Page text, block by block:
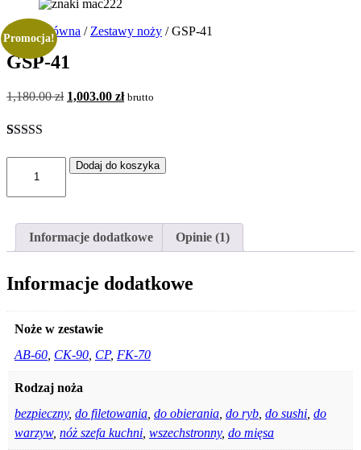
Strona główna / Zestawy noży / GSP-41
GSP-41
1,180.00zł Pierwotna
1,003.00 złAktualna
brutto
5.00na 5 na
podstawie
Dodaj do koszyka
Informacje dodatkowe Opinie (1)
Informacje dodatkowe
Noże w zestawie
AB-60 CK-90 CP, FK-70
Rodzaj noża
bezpieczny, do filetowania do obierania do ryb do sushi do
warzyw, nóż szefa kuchni wszechstronny, do mięsa
Promocja!